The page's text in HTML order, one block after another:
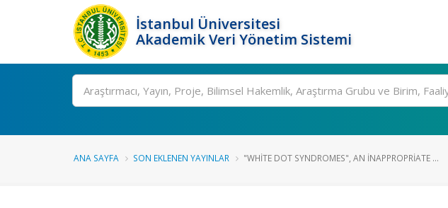
İstanbul Üniversitesi
Akademik Veri Yönetim Sistemi
Ara
ANA SAYFA SON EKLENEN YAYINLAR "WHITE DOT SYNDROMES", AN INAPPROPRIATE ...